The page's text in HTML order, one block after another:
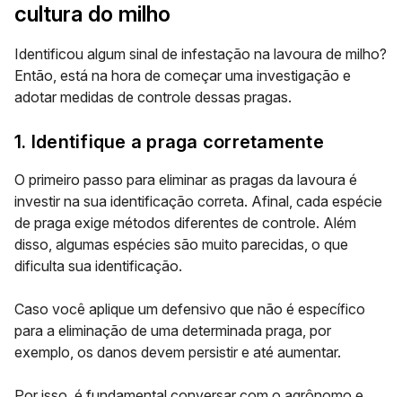
cultura do milho
Identificou algum sinal de infestação na lavoura de milho?
Então, está na hora de começar uma investigação e
adotar medidas de controle dessas pragas.
1. Identifique a praga corretamente
O primeiro passo para eliminar as pragas da lavoura é
investir na sua identificação correta. Afinal, cada espécie
de praga exige métodos diferentes de controle. Além
disso, algumas espécies são muito parecidas, o que
dificulta sua identificação.
Caso você aplique um defensivo que não é específico
para a eliminação de uma determinada praga, por
exemplo, os danos devem persistir e até aumentar.